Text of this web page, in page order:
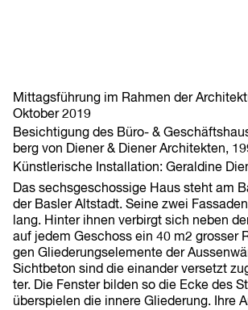
Mit­tags­füh­rung im Rahmen der
Okto­ber 2019
Besich­tigung des Büro- &
berg von Diener & Diener Archi­tek­ten,
Künst­le­ri­sche Instal­la­tion: Geral­dine
Das sechs­ge­schos­sige Haus steht am
der Basler Alt­stadt. Seine zwei
lang. Hinter ihnen ver­birgt sich neben
auf jedem Geschoss ein 40 m2 gros­ser
gen Glie­de­rungs­ele­mente der
Sicht­be­ton sind die ein­an­der ver­setzt
ter. Die Fens­ter bilden so die Ecke des
über­spie­len die innere Glie­de­rung. Ihre